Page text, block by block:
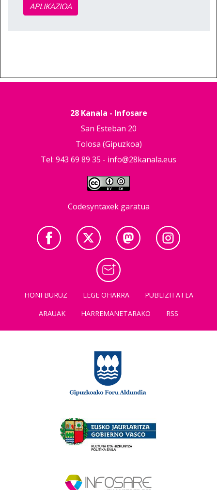
APLIKAZIOA
28 Kanala - Infosare
San Esteban 20
Tolosa (Gipuzkoa)
Tel: 943 69 89 35 - info@28kanala.eus
Codesyntaxek garatua
HONI BURUZ LEGE OHARRA
PUBLIZITATEA
ARAUAK
HARREMANETARAKO RSS